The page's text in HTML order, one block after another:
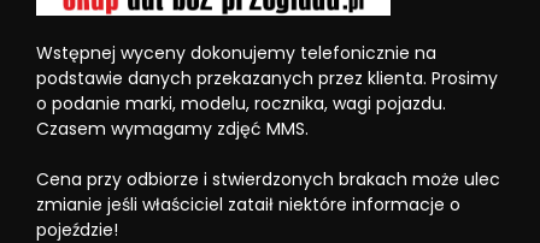
Wstępnej wyceny dokonujemy telefonicznie na
podstawie danych przekazanych przez klienta. Prosimy
o podanie marki, modelu, rocznika, wagi pojazdu.
Czasem wymagamy zdjęć MMS.
Cena przy odbiorze i stwierdzonych brakach może ulec
zmianie jeśli właściciel zataił niektóre informacje o
pojeździe!